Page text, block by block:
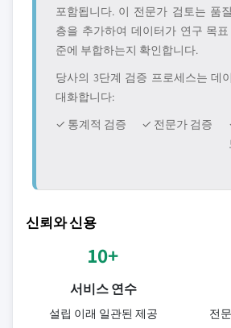
포함됩니다. 이 전문가 검토는 품
층을 추가하여 데이터가 연구 목
준에 부합하는지 확인합니다.
당사의 3단계 검증 프로세스는 데
대화합니다:
✓ 통계적 검증
✓ 전문가 검증
신뢰와 신용
10+
서비스 연수
설립 이래 일관된 제공 전